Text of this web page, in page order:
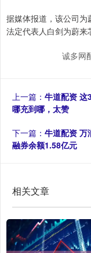
据媒体报道，该公司为
法定代表人白剑为蔚来
诚多网
上一篇： 牛道配资 这
哪充到哪，太赞
下一篇： 牛道配资 万
融券余额1.58亿元
相关文章